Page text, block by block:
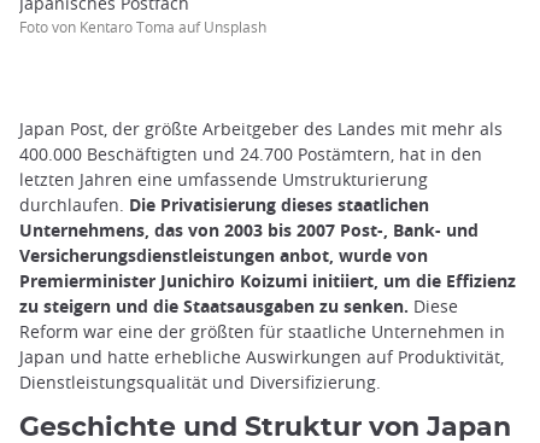
Foto von Kentaro Toma auf Unsplash
Japan Post, der größte Arbeitgeber des Landes mit mehr als
400.000 Beschäftigten und 24.700 Postämtern, hat in den
letzten Jahren eine umfassende Umstrukturierung
durchlaufen. Die Privatisierung dieses staatlichen
Unternehmens, das von 2003 bis 2007 Post-, Bank- und
Versicherungsdienstleistungen anbot, wurde von
Premierminister Junichiro Koizumi initiiert, um die Effizienz
zu steigern und die Staatsausgaben zu senken. Diese
Reform war eine der größten für staatliche Unternehmen in
Japan und hatte erhebliche Auswirkungen auf Produktivität,
Dienstleistungsqualität und Diversifizierung.
Geschichte und Struktur von Japan